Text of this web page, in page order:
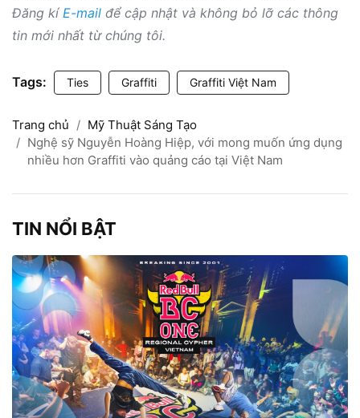
Đăng kí E-mail để cập nhật và không bỏ lỡ các thông
tin mới nhất từ chúng tôi.
Tags: Ties Graffiti Graffiti Việt Nam
Trang chủ
Mỹ Thuật Sáng Tạo
Nghệ sỹ Nguyễn Hoàng Hiệp, với mong muốn ứng dụng
nhiều hơn Graffiti vào quảng cáo tại Việt Nam
TIN NỔI BẬT